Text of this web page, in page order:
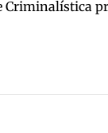
Criminalística